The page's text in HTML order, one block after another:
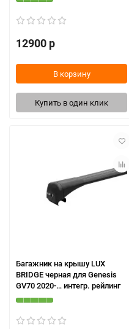
12900 р
В корзину
Купить в один клик
Багажник на крышу LUX
BRIDGE черная для Genesis
GV70 2020-… интегр. рейлинг